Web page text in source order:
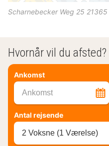
Scharnebecker Weg 25 21365
Hvornår vil du afsted?
Ankomst
Ankomst
Antal rejsende
2 Voksne (1 Værelse)